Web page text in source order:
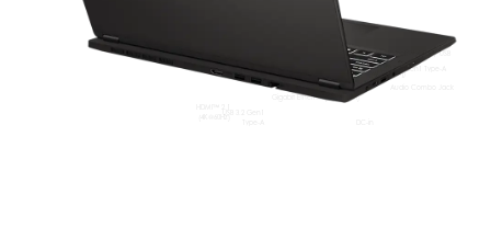
Gigabit Ethernet(Opsiyonel)
Thunderbolt™ 4 /DP/ USB
Type-C
(w/ PD Şarj)
USB 3.2 Gen1 Type-A